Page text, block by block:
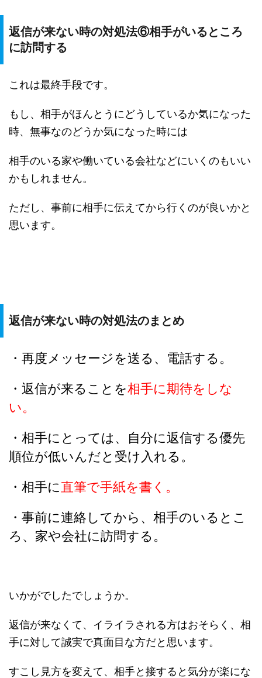
返信が来ない時の対処法⑥相手がいるところ
に訪問する
これは最終手段です。
もし、相手がほんとうにどうしているか気になった
時、無事なのどうか気になった時には
相手のいる家や働いている会社などにいくのもいい
かもしれません。
ただし、事前に相手に伝えてから行くのが良いかと
思います。
返信が来ない時の対処法のまとめ
・再度メッセージを送る、電話する。
・返信が来ることを相手に期待をしな
い。
・相手にとっては、自分に返信する優先
順位が低いんだと受け入れる。
・相手に直筆で手紙を書く。
・事前に連絡してから、相手のいるとこ
ろ、家や会社に訪問する。
いかがでしたでしょうか。
返信が来なくて、イライラされる方はおそらく、相
手に対して誠実で真面目な方だと思います。
すこし見方を変えて、相手と接すると気分が楽にな